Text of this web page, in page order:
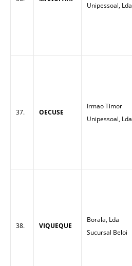
Unipessoal, Lda
37. OECUSE
Irmao Timor
Unipessoal, Lda
38. VIQUEQUE
Borala, Lda
Sucursal Beloi